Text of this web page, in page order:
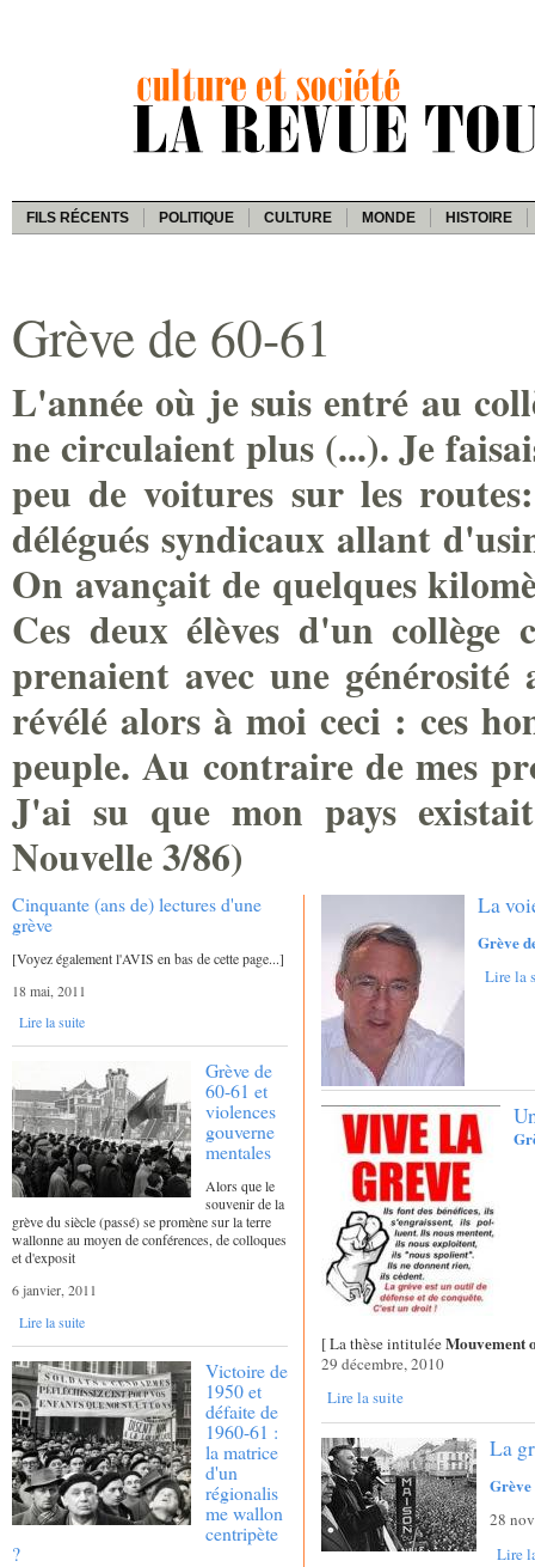
FILS RÉCENTS POLITIQUE CULTURE MONDE HISTOIRE
Grève de 60-61
L'année où je suis entré au
ne circulaient plus (...). Je
peu de voitures sur les
délégués syndicaux allant
On avançait de quelques
Ces deux élèves d'un collège
prenaient avec une
révélé alors à moi ceci : ces
peuple. Au contraire de mes
J'ai su que mon pays
Nouvelle3/86)
Cinquante (ans de) lectures d'une
grève
[Voyez également l'AVIS en bas de cette page...]
18 mai, 2011
Lire la suite
Grève de
60-61 et
violences
gouverne
mentales
Alors que le
souvenir de la
grève du siècle (passé) se promène sur la terre
wallonne au moyen de conférences, de colloques
et d'exposit
6 janvier, 2011
Lire la suite
Victoire de
1950 et
défaite de
1960-61 :
la matrice
d'un
régionalis
me wallon
centripète
?
La
Grève
Lire la
[ La thèse intituléeMouvement
29 décembre, 2010
Lire la suite
La
Grève
28
Lire